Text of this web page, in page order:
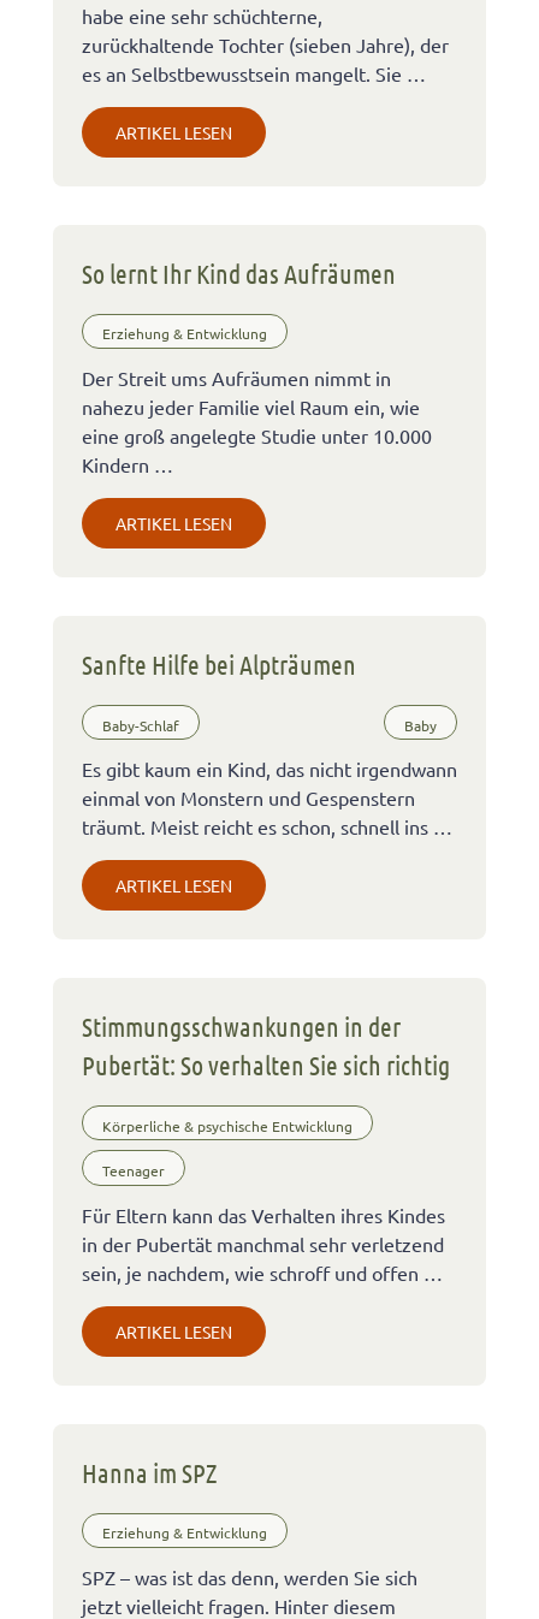
habe eine sehr schüchterne,
zurückhaltende Tochter (sieben Jahre), der
es an Selbstbewusstsein mangelt. Sie …
ARTIKEL LESEN
So lernt Ihr Kind das Aufräumen
Erziehung & Entwicklung
Der Streit ums Aufräumen nimmt in
nahezu jeder Familie viel Raum ein, wie
eine groß angelegte Studie unter 10.000
Kindern …
ARTIKEL LESEN
Sanfte Hilfe bei Alpträumen
Baby-Schlaf Baby
Es gibt kaum ein Kind, das nicht irgendwann
einmal von Monstern und Gespenstern
träumt. Meist reicht es schon, schnell ins …
ARTIKEL LESEN
Stimmungsschwankungen in der
Pubertät: So verhalten Sie sich richtig
Körperliche & psychische Entwicklung
Teenager
Für Eltern kann das Verhalten ihres Kindes
in der Pubertät manchmal sehr verletzend
sein, je nachdem, wie schroff und offen …
ARTIKEL LESEN
Hanna im SPZ
Erziehung & Entwicklung
SPZ – was ist das denn, werden Sie sich
jetzt vielleicht fragen. Hinter diesem